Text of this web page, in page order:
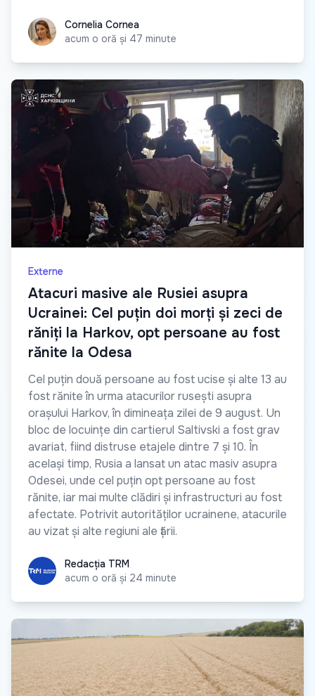
Cornelia Cornea
Cornelia Cornea
acum o oră și 47 minute
Externe
Atacuri masive ale Rusiei asupra
Ucrainei: Cel puțin doi morți și zeci de
răniți la Harkov, opt persoane au fost
rănite la Odesa
Cel puțin două persoane au fost ucise și alte 13 au
fost rănite în urma atacurilor rusești asupra
orașului Harkov, în dimineața zilei de 9 august. Un
bloc de locuințe din cartierul Saltivski a fost grav
avariat, fiind distruse etajele dintre 7 și 10. În
același timp, Rusia a lansat un atac masiv asupra
Odesei, unde cel puțin opt persoane au fost
rănite, iar mai multe clădiri și infrastructuri au fost
afectate. Potrivit autorităților ucrainene, atacurile
au vizat și alte regiuni ale țării.
Redacția TRM
Redacția TRM
acum o oră și 24 minute